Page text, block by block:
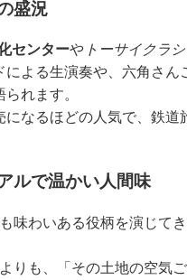
盛況
センターや トーサイクラ
よる生演奏や、六角さ
れます。
なるほどの人気で、鉄
ルで温かい人間味
味わいある役柄を演じて
りも、「その土地の空気